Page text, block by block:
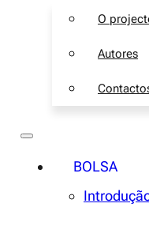
O
Autores
BOLSA